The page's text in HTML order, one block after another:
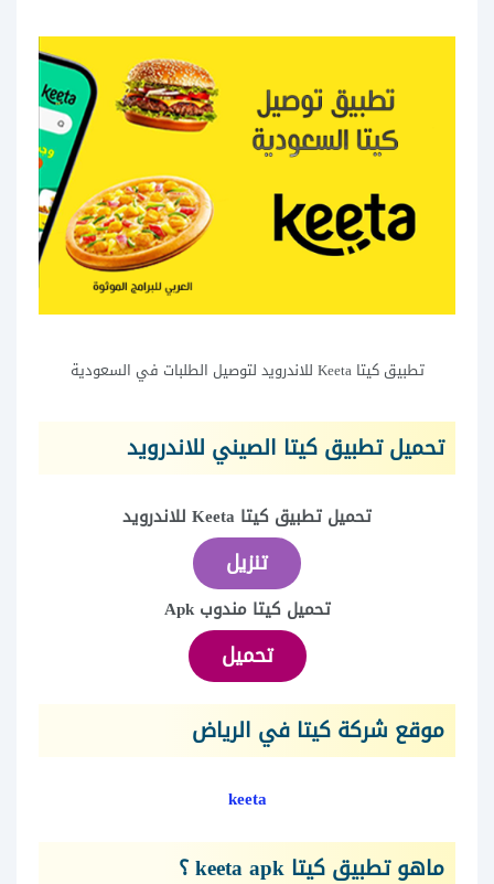
تطبيق كيتا Keeta للاندرويد لتوصيل الطلبات في السعودية
تحميل تطبيق كيتا الصيني للاندرويد
تحميل تطبيق كيتا Keeta للاندرويد
تنزيل
تحميل كيتا مندوب Apk
تحميل
موقع شركة كيتا في الرياض
keeta
ماهو تطبيق كيتا keeta apk ؟